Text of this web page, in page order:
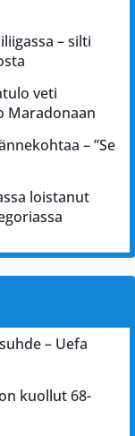
– silti
veti
Maradonaan
– ”Se
loistanut
– Uefa
kuollut 68-